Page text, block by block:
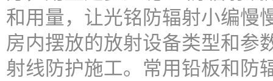
和用量，让光铭防辐射小编慢
房内摆放的放射设备类型和参
射线防护施工。常用铅板和防